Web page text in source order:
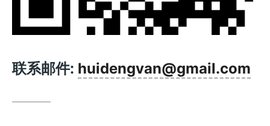
联系邮件: huidengvan@gmail.com